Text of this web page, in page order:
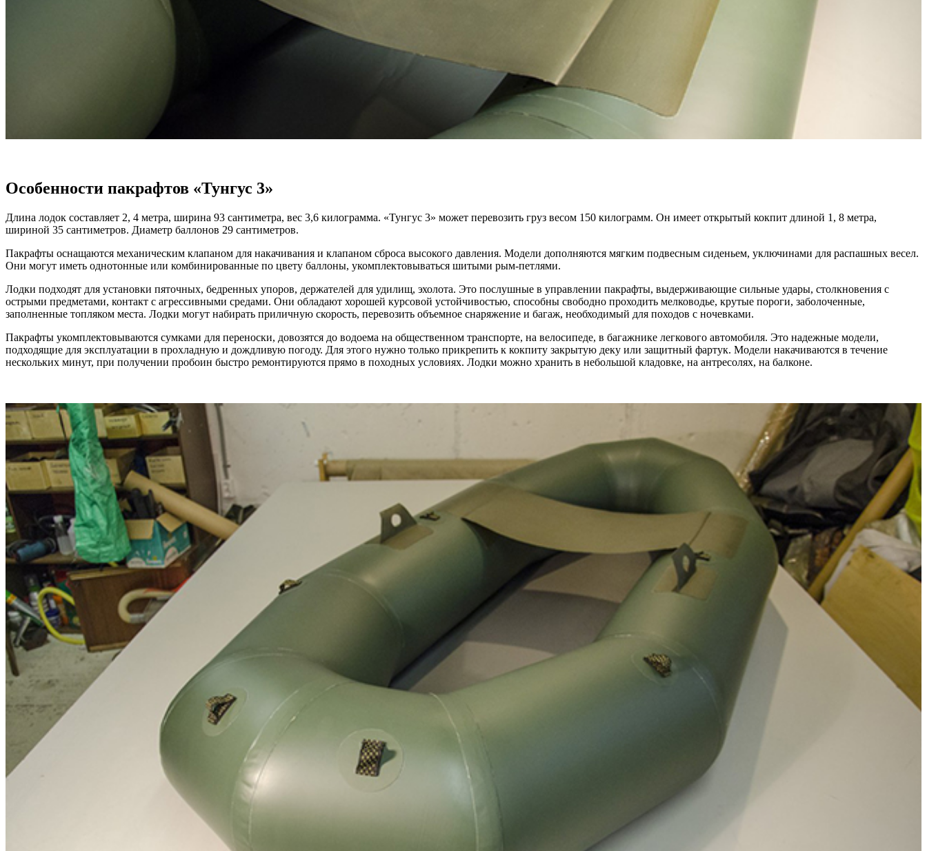
Особенности пакрафтов «Тунгус 3»
Длина лодок составляет 2, 4 метра, ширина 93 сантиметра, вес 3,6 килограмма. «Тунгус 3» может перевозить груз весом 150 килограмм. Он имеет открытый кокпит длиной 1, 8 метра,
шириной 35 сантиметров. Диаметр баллонов 29 сантиметров.
Пакрафты оснащаются механическим клапаном для накачивания и клапаном сброса высокого давления. Модели дополняются мягким подвесным сиденьем, уключинами для распашных весел.
Они могут иметь однотонные или комбинированные по цвету баллоны, укомплектовываться шитыми рым-петлями.
Лодки подходят для установки пяточных, бедренных упоров, держателей для удилищ, эхолота. Это послушные в управлении пакрафты, выдерживающие сильные удары, столкновения с
острыми предметами, контакт с агрессивными средами. Они обладают хорошей курсовой устойчивостью, способны свободно проходить мелководье, крутые пороги, заболоченные,
заполненные топляком места. Лодки могут набирать приличную скорость, перевозить объемное снаряжение и багаж, необходимый для походов с ночевками.
Пакрафты укомплектовываются сумками для переноски, довозятся до водоема на общественном транспорте, на велосипеде, в багажнике легкового автомобиля. Это надежные модели,
подходящие для эксплуатации в прохладную и дождливую погоду. Для этого нужно только прикрепить к кокпиту закрытую деку или защитный фартук. Модели накачиваются в течение
нескольких минут, при получении пробоин быстро ремонтируются прямо в походных условиях. Лодки можно хранить в небольшой кладовке, на антресолях, на балконе.